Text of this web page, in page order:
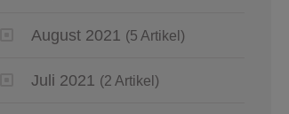
August 2021 (5 Artikel)
Juli 2021 (2 Artikel)